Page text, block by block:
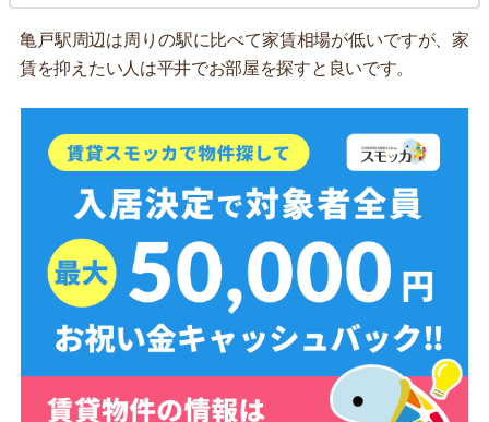
亀戸駅周辺は周りの駅に比べて家賃相場が低いですが、家
賃を抑えたい人は平井でお部屋を探すと良いです。